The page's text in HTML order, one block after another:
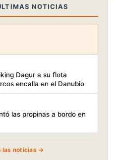
NOTICIAS
Dagur a su flota
encalla en el Danubio
las propinas a bordo en
las noticias →